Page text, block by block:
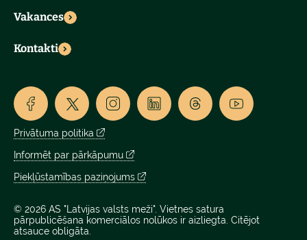
Vakances
Kontakti
Privātuma politika
Informēt par pārkāpumu
Piekļūstamības paziņojums
© 2026 AS "Latvijas valsts meži". Vietnes satura
pārpublicēšana komerciālos nolūkos ir aizliegta. Citējot
atsauce obligāta.